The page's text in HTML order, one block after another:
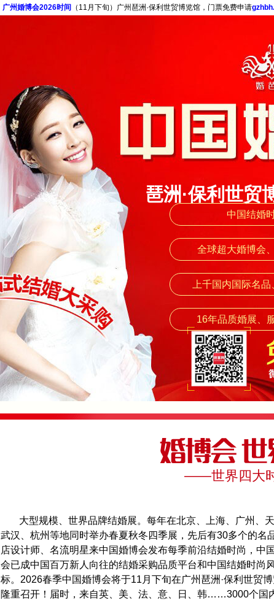
广州婚博会2026时间 （11月下旬）广州琶洲·保利世贸博览馆，门票免费申请
琶洲·保利世贸
中国结婚
全球超大婚博会
上千国内国际名
16年品质婚展、
——世界四大
大型规模、世界品牌结婚展。每年在北京、上海、广州、天
武汉、杭州等地同时举办春夏秋冬四季展，先后有30多个的名
店设计师、名流明星来中国婚博会发布每季前沿结婚时尚，中
会已成中国百万新人向往的结婚采购品质平台和中国结婚时尚
标。2026春季中国婚博会将于11月下旬在广州琶洲·保利世贸
隆重召开！届时，来自英、美、法、意、日、韩……3000个国